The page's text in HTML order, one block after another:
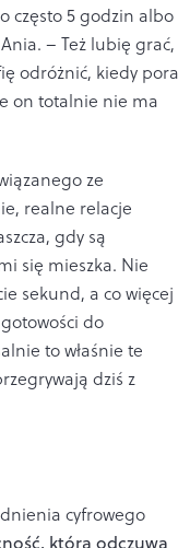
często 5 godzin albo
– Też lubię grać,
odróżnić, kiedy pora
on totalnie nie ma
ze
realne relacje
gdy są
się mieszka. Nie
sekund, a co więcej
do
to właśnie te
dziś z
cyfrowego
którą odczuwa